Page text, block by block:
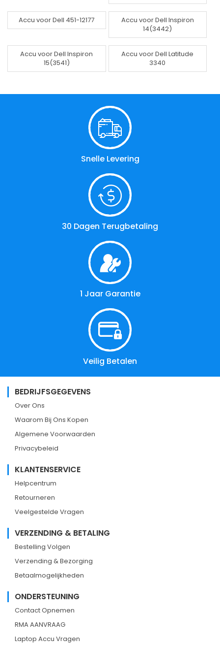
Accu voor Dell 451-12177
Accu voor Dell Inspiron
14(3442)
Accu voor Dell Inspiron
15(3541)
Accu voor Dell Latitude
3340
Snelle Levering
30 Dagen Terugbetaling
1 Jaar Garantie
Veilig Betalen
BEDRIJFSGEGEVENS
Over Ons
Waarom Bij Ons Kopen
Algemene Voorwaarden
Privacybeleid
KLANTENSERVICE
Helpcentrum
Retourneren
Veelgestelde Vragen
VERZENDING & BETALING
Bestelling Volgen
Verzending & Bezorging
Betaalmogelijkheden
ONDERSTEUNING
Contact Opnemen
RMA AANVRAAG
Laptop Accu Vragen